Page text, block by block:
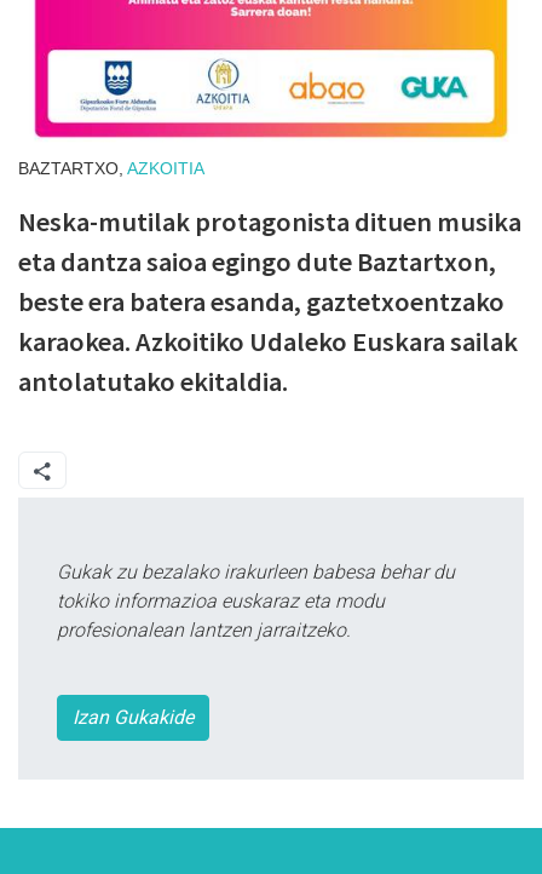
BAZTARTXO, AZKOITIA
Neska-mutilak protagonista dituen musika
eta dantza saioa egingo dute Baztartxon,
beste era batera esanda, gaztetxoentzako
karaokea. Azkoitiko Udaleko Euskara sailak
antolatutako ekitaldia.
Gukak zu bezalako irakurleen babesa behar du
tokiko informazioa euskaraz eta modu
profesionalean lantzen jarraitzeko.
Izan Gukakide